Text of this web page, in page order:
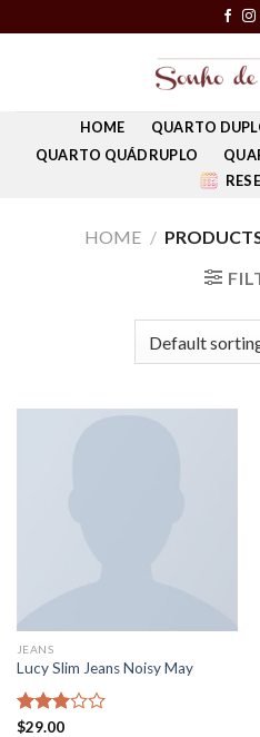
to
HOME QUARTO
QUARTO QUÁDRUPLO
HOME /
JEANS
Lucy Slim Jeans Noisy May
Rated
$29.00